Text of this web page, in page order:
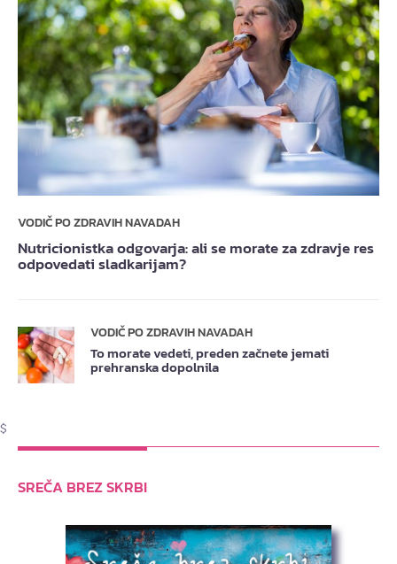
VODIČ PO ZDRAVIH NAVADAH
Nutricionistka odgovarja: ali se morate za zdravje res
odpovedati sladkarijam?
VODIČ PO ZDRAVIH NAVADAH
To morate vedeti, preden začnete jemati
prehranska dopolnila
$
SREČA BREZ SKRBI